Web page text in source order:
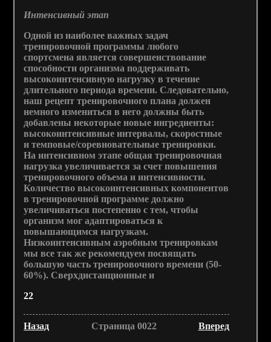
Интенсивный этап
Одной из наиболее важных задач
тренировочной программы любого
спортсмена является совершенствование
способности организма поддерживать
высокоинтенсивную нагрузку в течение
длительного периода времени. Следовательно,
наш рецепт тренировочного плана должен
немного измениться в него должны быть
добавлены некоторые новые ингредиенты:
высокоинтенсивные интервалы, скоростные
и темповые/соревновательные тренировки.
На интенсивном этапе общая тренировочная
нагрузка увеличивается за счет повышения
тренировочного объема и интенсивности.
Количество высокоинтенсивных компонентов
в тренировочной программе должно
увеличиваться постепенно с тем, чтобы
организм мог адаптироваться к
повышающимся нагрузкам.
Низкоинтенсивным аэробным тренировкам
мы все так же рекомендуем посвящать
большую часть тренировочного времени (50-
60%). Сверхдистанционные и
22
Назад Страница 0022 Вперед